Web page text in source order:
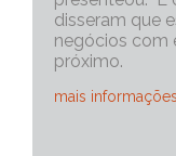
disseram que
negócios com
próximo.
mais informações